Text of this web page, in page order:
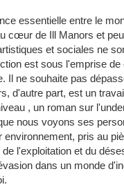
essentielle entre le
cœur de Ill Manors et
et sociales ne
est sous l'emprise
Il ne souhaite pas
d'autre part, est un
, un roman sur
nous voyons ses
environnement, pris au
l'exploitation et du
dans un monde